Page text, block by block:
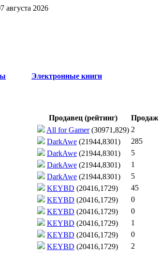
августа 2026
Электронные книги
Продавец (рейтинг) Продаж
All for Gamer (30971,829) 2
DarkAwe (21944,8301) 285
DarkAwe (21944,8301) 5
DarkAwe (21944,8301) 1
DarkAwe (21944,8301) 5
KEYBD (20416,1729) 45
KEYBD (20416,1729) 0
KEYBD (20416,1729) 0
KEYBD (20416,1729) 1
KEYBD (20416,1729) 0
KEYBD (20416,1729) 2